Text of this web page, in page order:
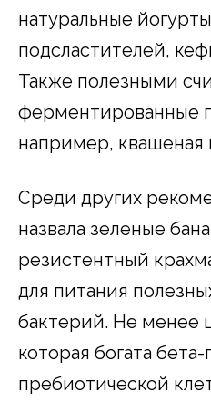
натуральные
подсластителей,
Также полезными
ферментированные
например, квашеная
Среди других
назвала зеленые
резистентный
для питания
бактерий. Не менее
которая богата
пребиотической